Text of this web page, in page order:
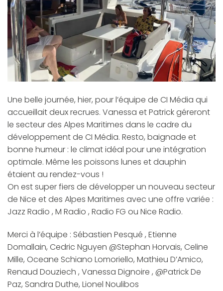
Une belle journée, hier, pour l’équipe de CI Média qui
accueillait deux recrues. Vanessa et Patrick géreront
le secteur des Alpes Maritimes dans le cadre du
développement de CI Média. Resto, baignade et
bonne humeur : le climat idéal pour une intégration
optimale. Même les poissons lunes et dauphin
étaient au rendez-vous !
On est super fiers de développer un nouveau secteur
de Nice et des Alpes Maritimes avec une offre variée :
Jazz Radio , M Radio , Radio FG ou Nice Radio.
Merci à l’équipe : Sébastien Pesqué , Etienne
Domallain, Cedric Nguyen @Stephan Horvais, Celine
Mille, Oceane Schiano Lomoriello, Mathieu D’Amico,
Renaud Douziech , Vanessa Dignoire , @Patrick De
Paz, Sandra Duthe, Lionel Noulibos